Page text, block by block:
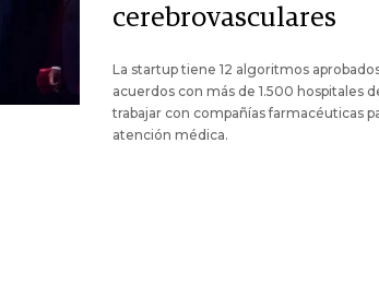
cerebrovasculares
La startup tiene 12 algoritmos
acuerdos con más de 1.500 hospitales
trabajar con compañías farmacéuticas
atención médica.